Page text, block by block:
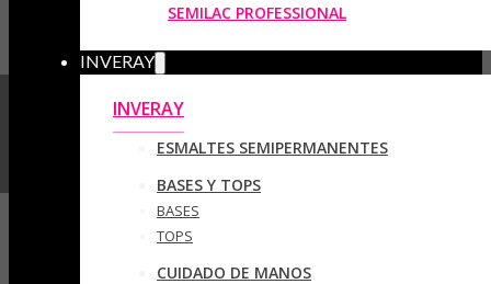
SEMILAC PROFESSIONAL
INVERAY
INVERAY
ESMALTES SEMIPERMANENTES
BASES Y TOPS
BASES
TOPS
CUIDADO DE MANOS